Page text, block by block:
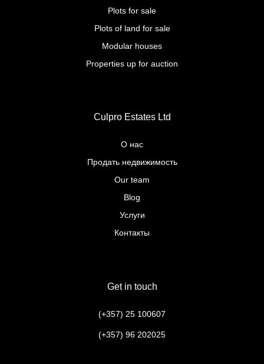
Culpro Estates Ltd
Get in touch
Plots for sale
Plots of land for sale
Modular houses
Properties up for auction
О нас
Продать недвижимость
Our team
Blog
Услуги
Контакты
(+357) 25 100607
(+357) 96 202025